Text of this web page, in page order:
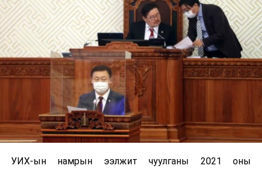
УИХ-ын намрын ээлжит чуулганы 2021 оны